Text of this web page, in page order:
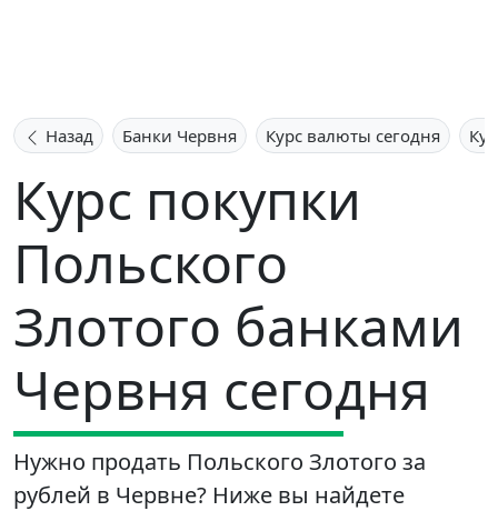
Назад Банки Червня Курс валюты сегодня
Курс покупки
Польского
Злотого банками
Червня сегодня
Нужно продать Польского Злотого за
рублей в Червне? Ниже вы найдете